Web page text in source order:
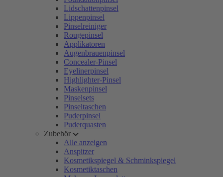
Lidschattenpinsel
Lippenpinsel
Pinselreiniger
Rougepinsel
Applikatoren
Augenbrauenpinsel
Concealer-Pinsel
Eyelinerpinsel
Highlighter-Pinsel
Maskenpinsel
Pinselsets
Pinseltaschen
Puderpinsel
Puderquasten
Zubehör
Alle anzeigen
Anspitzer
Kosmetikspiegel & Schminkspiegel
Kosmetiktaschen